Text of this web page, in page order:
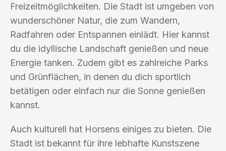
Freizeitmöglichkeiten. Die Stadt ist umgeben von
wunderschöner Natur, die zum Wandern,
Radfahren oder Entspannen einlädt. Hier kannst
du die idyllische Landschaft genießen und neue
Energie tanken. Zudem gibt es zahlreiche Parks
und Grünflächen, in denen du dich sportlich
betätigen oder einfach nur die Sonne genießen
kannst.
Auch kulturell hat Horsens einiges zu bieten. Die
Stadt ist bekannt für ihre lebhafte Kunstszene